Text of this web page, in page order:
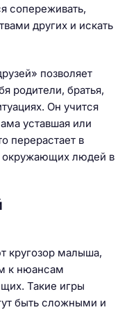
сопереживать,
других и искать
позволяет
родители, братья,
Он учится
уставшая или
перерастает в
окружающих людей в
кругозор малыша,
к нюансам
Такие игры
быть сложными и